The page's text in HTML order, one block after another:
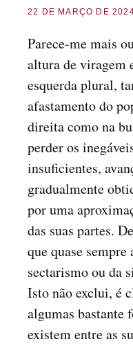
22 DE MARÇO DE
Parece-me mais
altura de viragem
esquerda plural,
afastamento do
direita como na
perder os
insuficientes,
gradualmente
por uma
das suas partes.
que quase
sectarismo ou da
Isto não exclui, é
algumas bastante
existem entre as